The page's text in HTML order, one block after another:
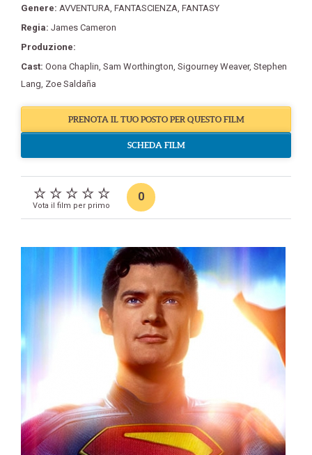
Genere: AVVENTURA, FANTASCIENZA, FANTASY
Regia: James Cameron
Produzione:
Cast: Oona Chaplin, Sam Worthington, Sigourney Weaver, Stephen
Lang, Zoe Saldaña
PRENOTA IL TUO POSTO PER QUESTO FILM
SCHEDA FILM
Vota il film per primo
0